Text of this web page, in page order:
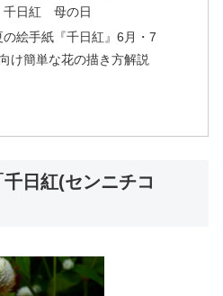
千日紅 母の日
の絵手紙『千日紅』6月・7
け簡単な花の描き方解説
日紅(センニチコ